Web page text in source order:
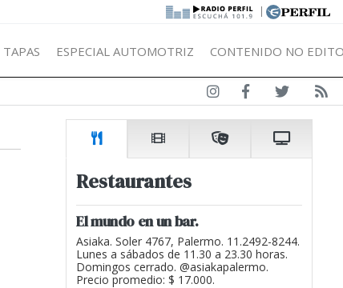
|
TAPAS ESPECIAL AUTOMOTRIZ CONTENIDO NO
Restaurantes
El mundo en un bar.
Asiaka. Soler 4767, Palermo. 11.2492-8244.
Lunes a sábados de 11.30 a 23.30 horas.
Domingos cerrado. @asiakapalermo.
Precio promedio: $ 17.000.